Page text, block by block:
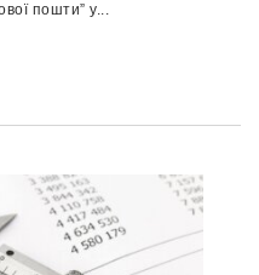
пошти” у...